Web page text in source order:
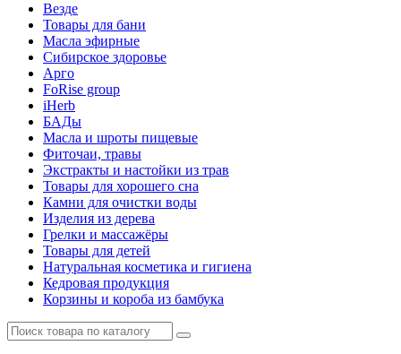
Везде
Товары для бани
Масла эфирные
Сибирское здоровье
Арго
FoRise group
iHerb
БАДы
Масла и шроты пищевые
Фиточаи, травы
Экстракты и настойки из трав
Товары для хорошего сна
Камни для очистки воды
Изделия из дерева
Грелки и массажёры
Товары для детей
Натуральная косметика и гигиена
Кедровая продукция
Корзины и короба из бамбука